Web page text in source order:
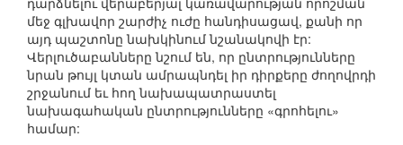
մեջ գլխավոր շարժիչ ուժը հանդիսացավ, քանի որ
այդ պաշտոնը նախկինում նշանակովի էր:
Վերլուծաբանները նշում են, որ ընտրությունները
նրան թույլ կտան ամրապնդել իր դիրքերը ժողովրդի
շրջանում եւ հող նախապատրաստել
նախագահական ընտրությունները «գրոհելու»
համար: